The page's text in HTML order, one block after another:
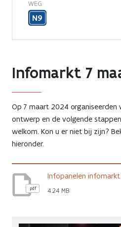
WEG
N9
Infomarkt 7
Op 7 maart 2024
ontwerp en de volgende
welkom. Kon u er niet bij zijn?
hieronder.
pdf
Infopanelen
4.24 MB